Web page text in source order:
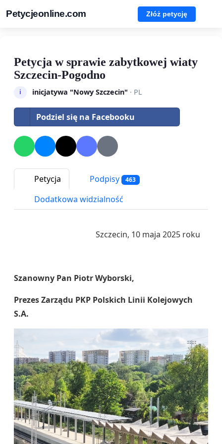
Petycjeonline.com Złóż petycję
Petycja w sprawie zabytkowej wiaty
Szczecin-Pogodno
i inicjatywa "Nowy Szczecin" · PL
Podziel się na Facebooku
Petycja Podpisy 463
Dodatkowa widzialność
Szczecin, 10 maja 2025 roku
Szanowny Pan Piotr Wyborski,
Prezes Zarządu PKP Polskich Linii Kolejowych
S.A.